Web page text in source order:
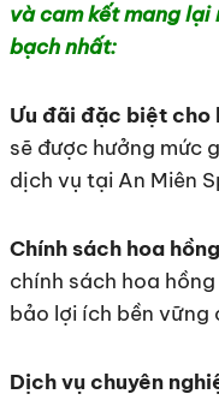
và cam kết mang
bạch nhất:
Ưu đãi đặc biệt cho
sẽ được hưởng mức
dịch vụ tại An Miên
Chính sách hoa
chính sách hoa
bảo lợi ích bền vững
Dịch vụ chuyên